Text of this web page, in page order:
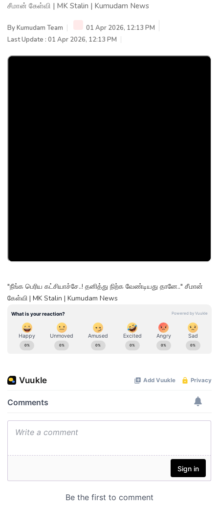
சீமான் கேள்வி | MK Stalin | Kumudam News
ByKumudam Team
01 Apr 2026, 12:13 PM
Last Update : 01 Apr 2026, 12:13 PM
"நீங்க பெரிய கட்சியாச்சே..! தனித்து நிற்க வேண்டியது தானே.." சீமான்
கேள்வி | MK Stalin | Kumudam News